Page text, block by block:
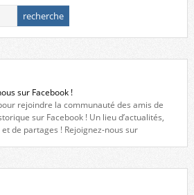
sur Facebook !
rejoindre la communauté des amis de
sur Facebook ! Un lieu d’actualités,
et de partages ! Rejoignez-nous sur